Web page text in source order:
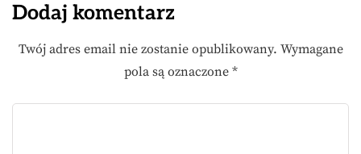
Dodaj komentarz
Twój adres email nie zostanie opublikowany. Wymagane
pola są oznaczone *